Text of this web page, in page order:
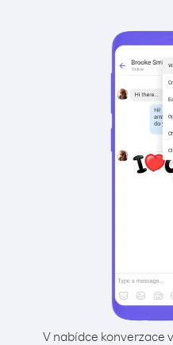
V nabídce konverzace